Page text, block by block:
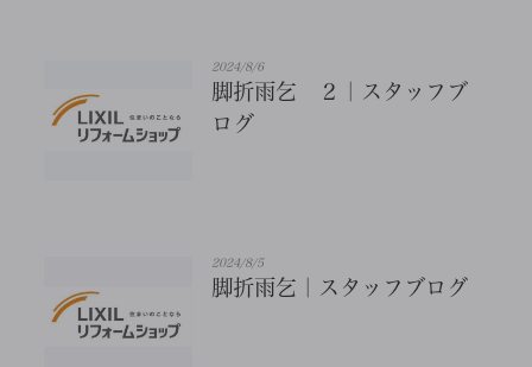
2024/8/6
脚折雨乞 ２｜スタッフブ
ログ
2024/8/5
脚折雨乞｜スタッフブログ